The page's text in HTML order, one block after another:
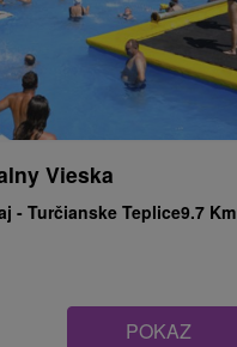
Vieska
- Turčianske Teplice9.7 Km
POKAZ